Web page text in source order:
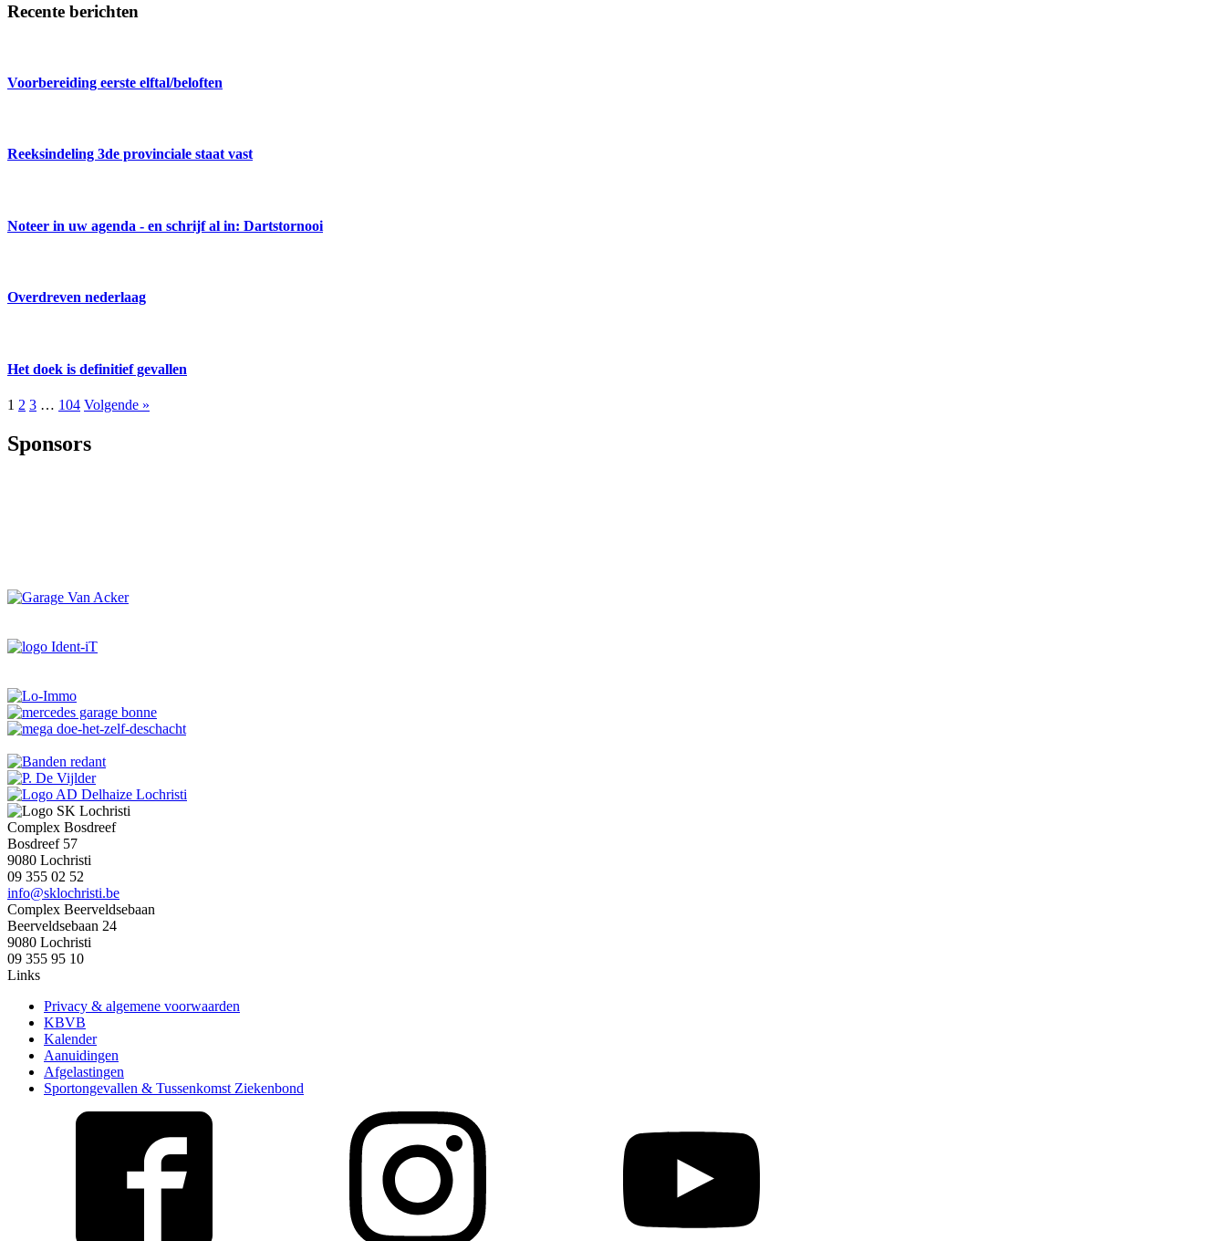
Recente berichten
Voorbereiding eerste elftal/beloften
Reeksindeling 3de provinciale staat vast
Noteer in uw agenda - en schrijf al in: Dartstornooi
Overdreven nederlaag
Het doek is definitief gevallen
1 2 3 … 104 Volgende »
Sponsors
Complex Bosdreef
Bosdreef 57
9080 Lochristi
09 355 02 52
info@sklochristi.be
Complex Beerveldsebaan
Beerveldsebaan 24
9080 Lochristi
09 355 95 10
Links
Privacy & algemene voorwaarden
KBVB
Kalender
Aanuidingen
Afgelastingen
Sportongevallen & Tussenkomst Ziekenbond